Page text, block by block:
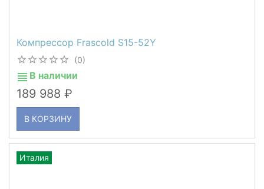
Компрессор Frascold S15-52Y
(0)
В наличии
189 988
В КОРЗИНУ
Италия